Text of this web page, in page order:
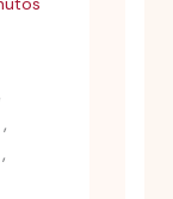
,
,